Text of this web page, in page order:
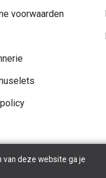
voorwaarden
van deze website ga je